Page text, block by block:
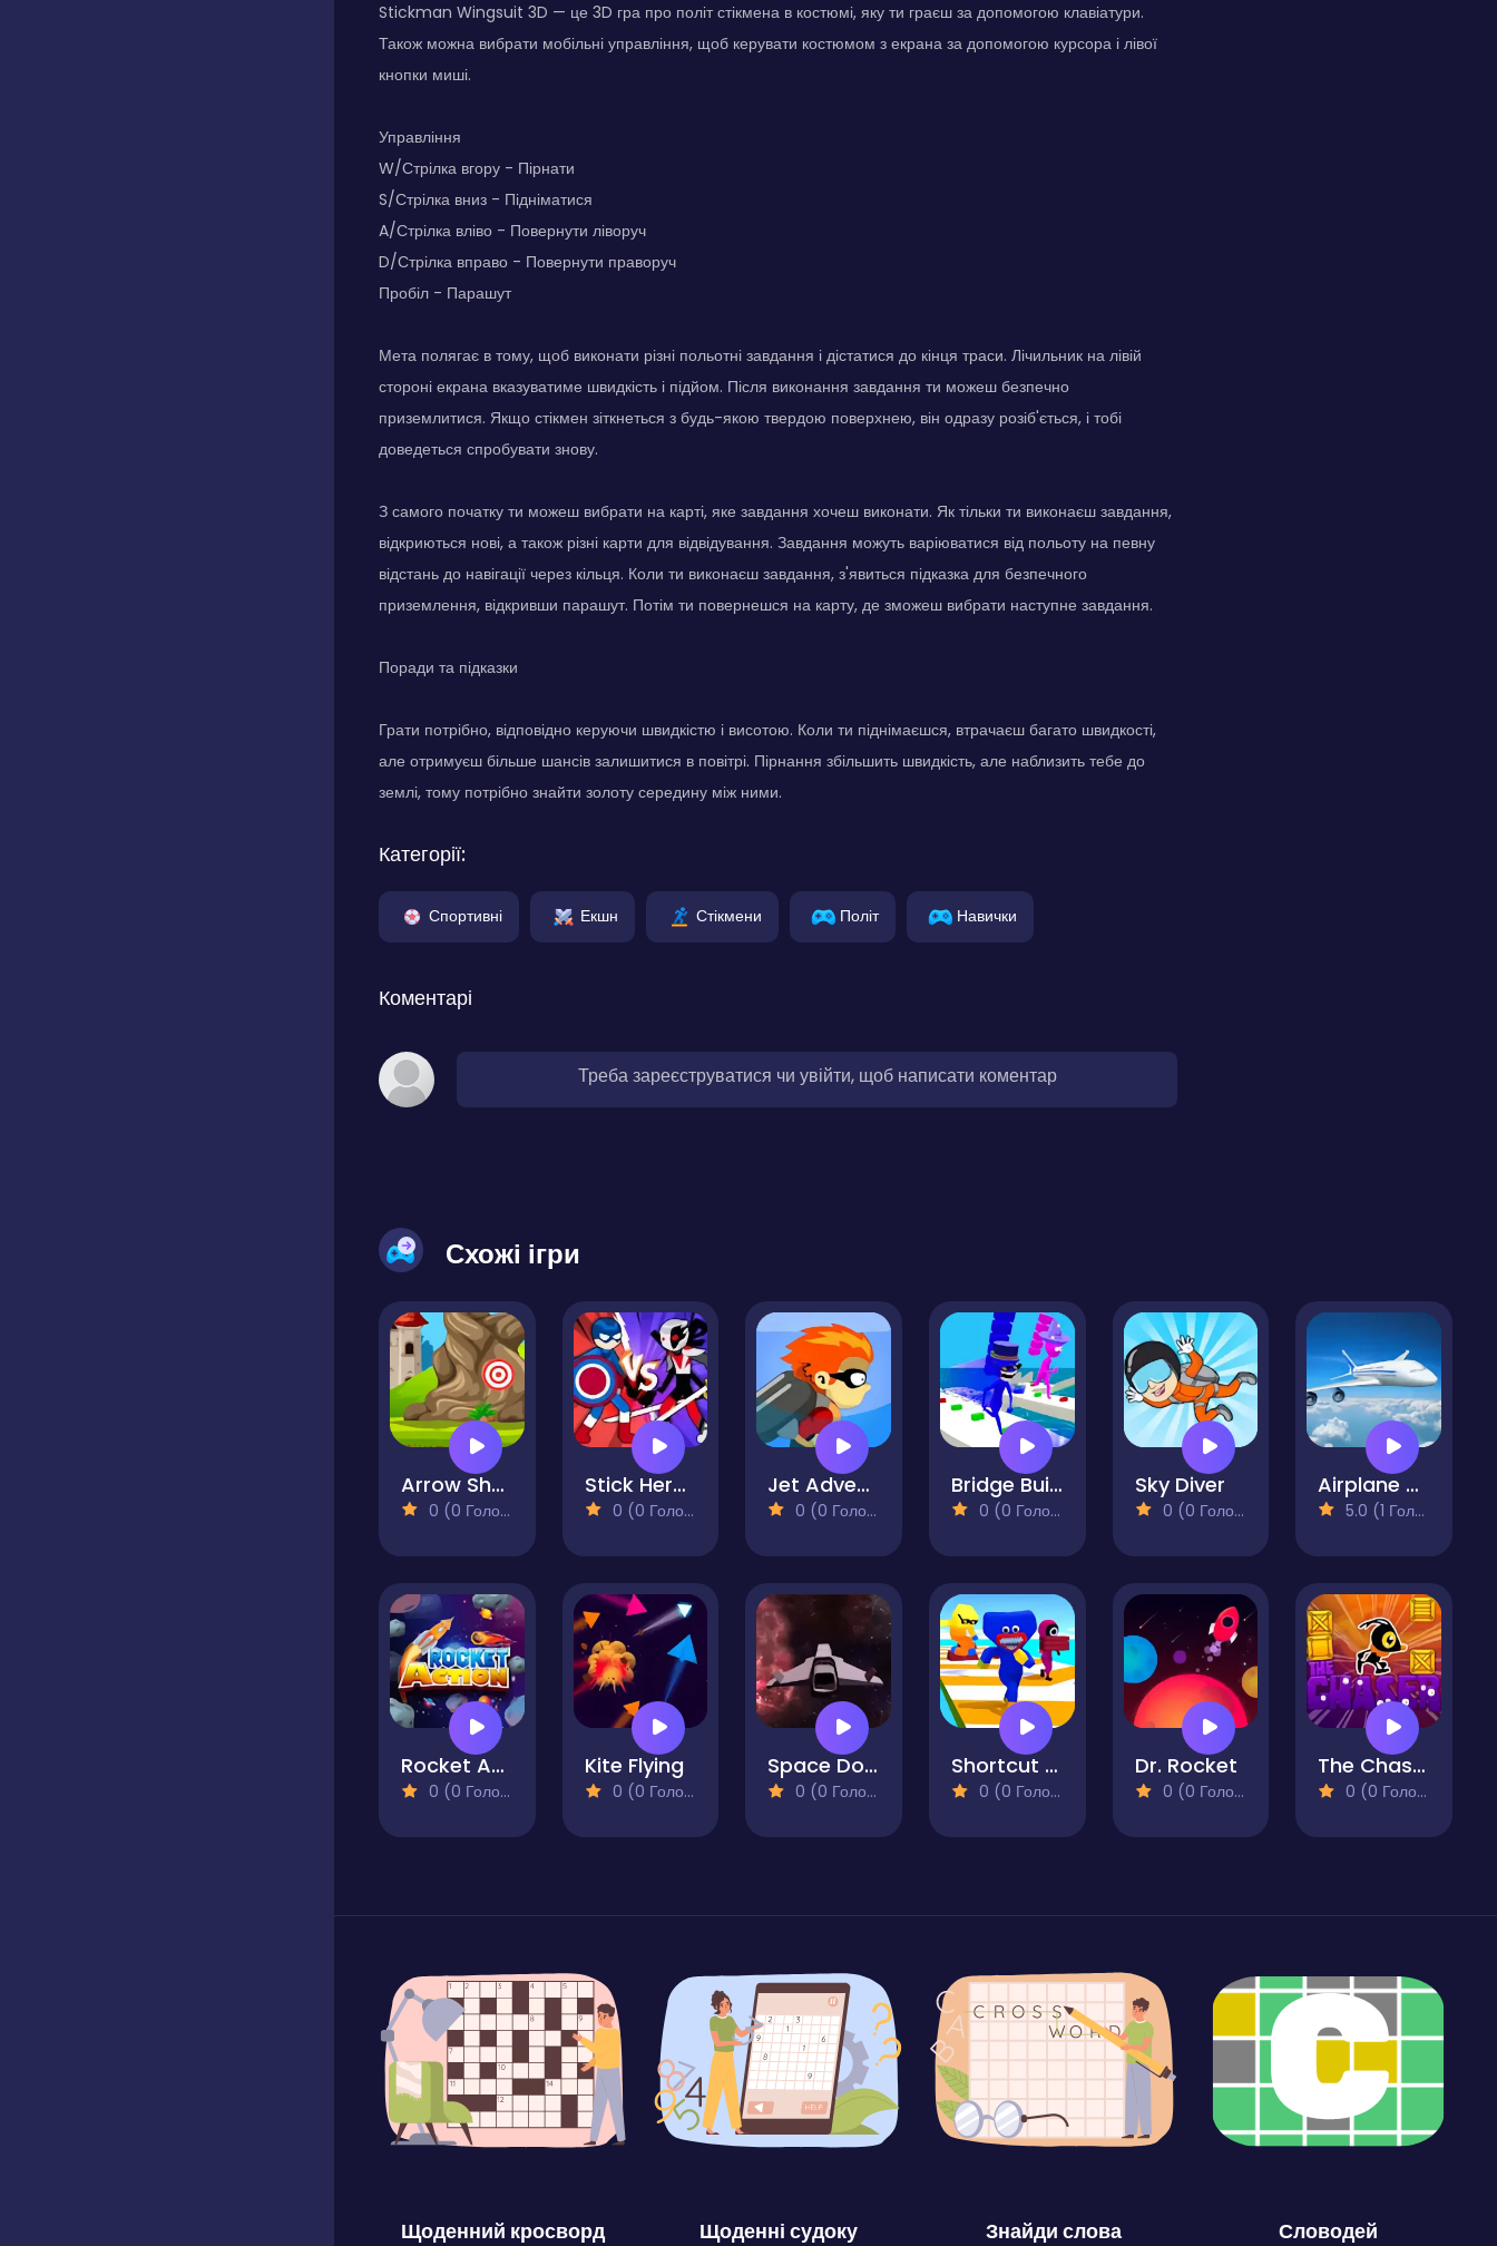
Stickman Wingsuit 3D — це 3D гра про політ стікмена в костюмі, яку ти граєш за допомогою клавіатури.
Також можна вибрати мобільні управління, щоб керувати костюмом з екрана за допомогою курсора і лівої
кнопки миші.
Управління
W/Стрілка вгору - Пірнати
S/Стрілка вниз - Підніматися
A/Стрілка вліво - Повернути ліворуч
D/Стрілка вправо - Повернути праворуч
Пробіл - Парашут
Мета полягає в тому, щоб виконати різні польотні завдання і дістатися до кінця траси. Лічильник на лівій
стороні екрана вказуватиме швидкість і підйом. Після виконання завдання ти можеш безпечно
приземлитися. Якщо стікмен зіткнеться з будь-якою твердою поверхнею, він одразу розіб'ється, і тобі
доведеться спробувати знову.
З самого початку ти можеш вибрати на карті, яке завдання хочеш виконати. Як тільки ти виконаєш завдання,
відкриються нові, а також різні карти для відвідування. Завдання можуть варіюватися від польоту на певну
відстань до навігації через кільця. Коли ти виконаєш завдання, з'явиться підказка для безпечного
приземлення, відкривши парашут. Потім ти повернешся на карту, де зможеш вибрати наступне завдання.
Поради та підказки
Грати потрібно, відповідно керуючи швидкістю і висотою. Коли ти піднімаєшся, втрачаєш багато швидкості,
але отримуєш більше шансів залишитися в повітрі. Пірнання збільшить швидкість, але наблизить тебе до
землі, тому потрібно знайти золоту середину між ними.
Категорії:
Спортивні Екшн Стікмени Політ Навички
Коментарі
Треба зареєструватися чи увійти, щоб написати коментар
Схожі ігри
Arrow Shoot
0 (0 Голосів)
Stick Hero Battle
0 (0 Голосів)
Jet Adventure
0 (0 Голосів)
Bridge Builders
0 (0 Голосів)
Sky Diver
0 (0 Голосів)
Airplane Pilot Simulator
5.0 (1 Голосів)
Rocket Action
0 (0 Голосів)
Kite Flying
0 (0 Голосів)
Space Dodge
0 (0 Голосів)
Shortcut Race!
0 (0 Голосів)
Dr. Rocket
0 (0 Голосів)
The Chaser
0 (0 Голосів)
Щоденний кросворд Щоденні судоку Знайди слова Словодей